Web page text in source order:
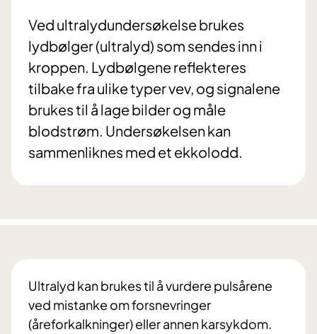
Ved ultralydundersøkelse brukes
lydbølger (ultralyd) som sendes inn i
kroppen. Lydbølgene reflekteres
tilbake fra ulike typer vev, og signalene
brukes til å lage bilder og måle
blodstrøm. Undersøkelsen kan
sammenliknes med et ekkolodd.
Ultralyd kan brukes til å vurdere pulsårene
ved mistanke om forsnevringer
(åreforkalkninger) eller annen karsykdom.